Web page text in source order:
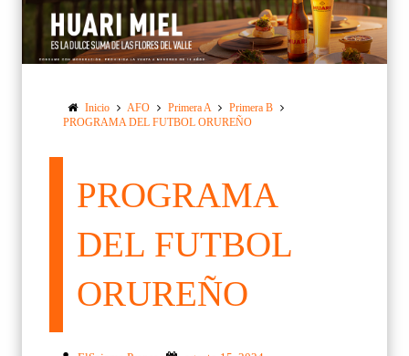
Inicio AFO Primera A
Primera B
PROGRAMA DEL FUTBOL ORUREÑO
PROGRAMA
DEL FUTBOL
ORUREÑO